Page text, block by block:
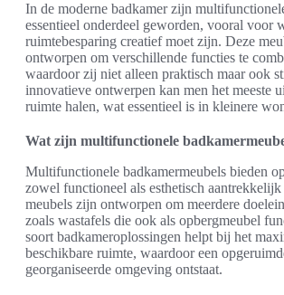
In de moderne badkamer zijn
essentieel onderdeel geworden, vooral voor
ruimtebesparing creatief moet zijn. Deze
ontworpen om verschillende functies te
waardoor zij niet alleen praktisch maar ook
innovatieve ontwerpen kan men het meeste
ruimte halen, wat essentieel is in kleinere
Wat zijn multifunctionele
Multifunctionele badkamermeubels bieden
zowel functioneel als esthetisch
meubels zijn ontworpen om meerdere
zoals wastafels die ook als opbergmeubel
soort badkameroplossingen helpt bij het
beschikbare ruimte, waardoor een
georganiseerde omgeving ontstaat.